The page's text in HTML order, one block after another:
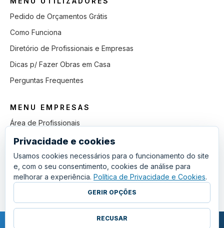
Pedido de Orçamentos Grátis
Como Funciona
Diretório de Profissionais e Empresas
Dicas p/ Fazer Obras em Casa
Perguntas Frequentes
MENU EMPRESAS
Área de Profissionais
Como Funciona
Lista de Pedidos em Aberto
Como Ganhar mais Obras
Perguntas Frequentes
Privacidade e cookies
Usamos cookies necessários para o funcionamento do site
e, com o seu consentimento, cookies de análise para
melhorar a experiência. Política de Privacidade e Cookies.
GERIR OPÇÕES
RECUSAR